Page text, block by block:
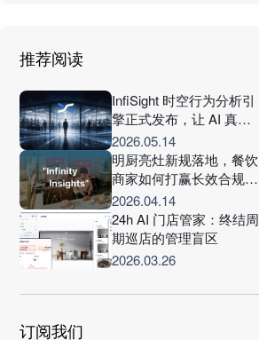
推荐阅读
InfiSight 时空行为分析引
擎正式发布，让 AI 真正
理解现场的每一个连续行
为
2026.05.14
明厨亮灶新规落地，餐饮
商家如何打赢长效合规打
赢保卫战？
2026.04.14
24h AI 门店管家：终结周
期巡店的管理盲区
2026.03.26
订阅我们